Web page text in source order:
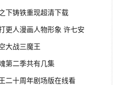
下铸铁重现超清下载
更人漫画人物形象 许七安
大战三魔王
第二季共有几集
二十周年剧场版在线看